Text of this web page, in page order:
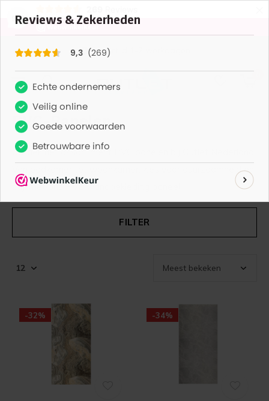
9,3
Levertijd 1-2 werkdagen
PVC-Panelen
Ontdek het assortiment PVC panelen bij Outlet Nederland.
Van badkamer tot woonkamer, kies voor duurzaamheid en
stijl met ons PVC wandbekleding paneel.
FILTER
-32% -34%